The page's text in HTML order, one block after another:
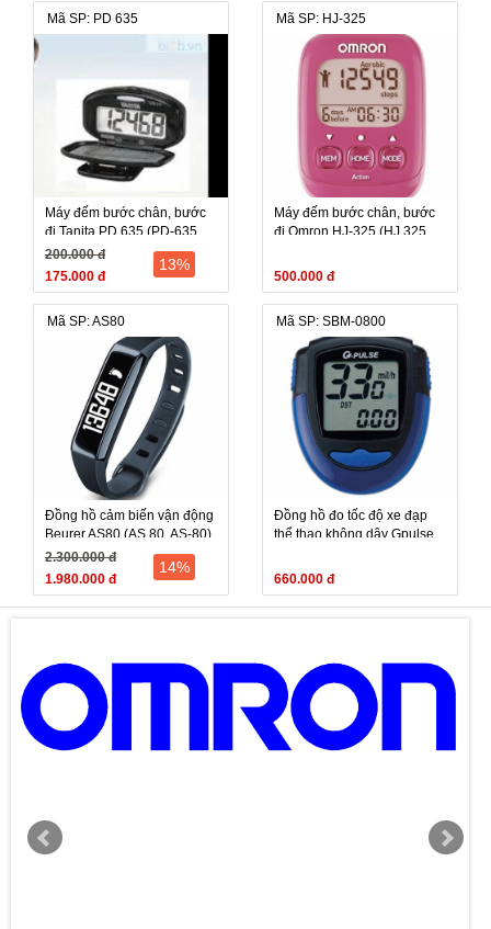
Mã SP: PD 635
Máy đếm bước chân, bước
đi Tanita PD 635 (PD-635,
PD-635)
200.000 đ
175.000 đ
13%
Mã SP: HJ-325
Máy đếm bước chân, bước
đi Omron HJ-325 (HJ 325,
500.000 đ
Mã SP: AS80
Đồng hồ cảm biến vận động
Beurer AS80 (AS 80, AS-80)
(kết nối với điện thoại thông
minh)
2.300.000 đ
1.980.000 đ
14%
Mã SP: SBM-0800
Đồng hồ đo tốc độ xe đạp
thể thao không dây Gpulse
660.000 đ